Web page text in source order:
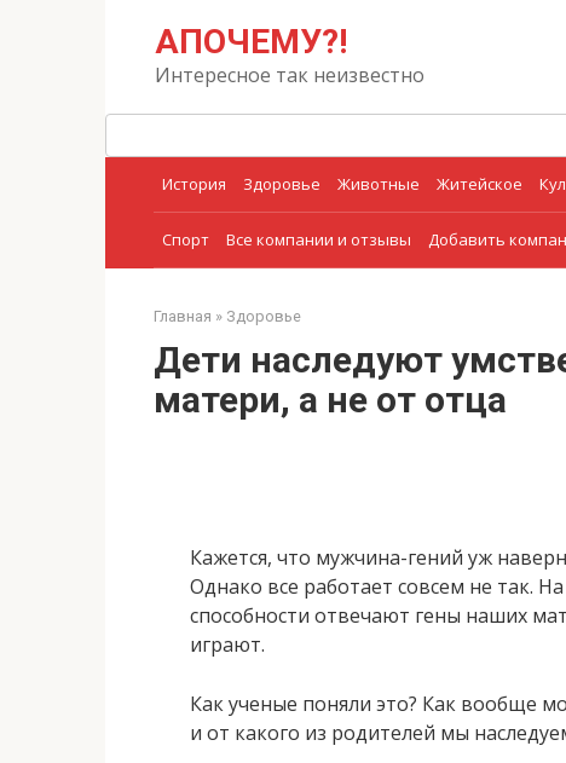
АПОЧЕМУ?!
Интересное так неизвестно
История Здоровье Животные Житейское
Спорт Все компании и отзывы Добавить
Главная » Здоровье
Дети наследуют
матери, а не от отца
Кажется, что мужчина-гений уж
Однако все работает совсем не так.
способности отвечают гены наших
играют.
Как ученые поняли это? Как вообще
и от какого из родителей мы